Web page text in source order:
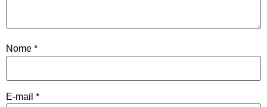
Nome *
E-mail *